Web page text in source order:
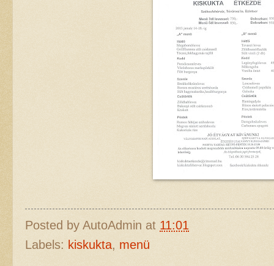
Posted by AutoAdmin at 11:01
Labels: kiskukta, menü